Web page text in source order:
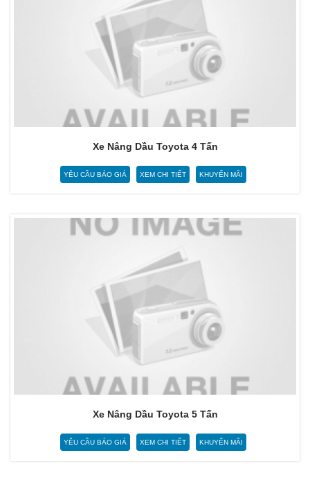
Xe Nâng Dầu Toyota 4 Tấn
YÊU CẦU BÁO GIÁ XEM CHI TIẾT KHUYẾN MÃI
Xe Nâng Dầu Toyota 5 Tấn
YÊU CẦU BÁO GIÁ XEM CHI TIẾT KHUYẾN MÃI